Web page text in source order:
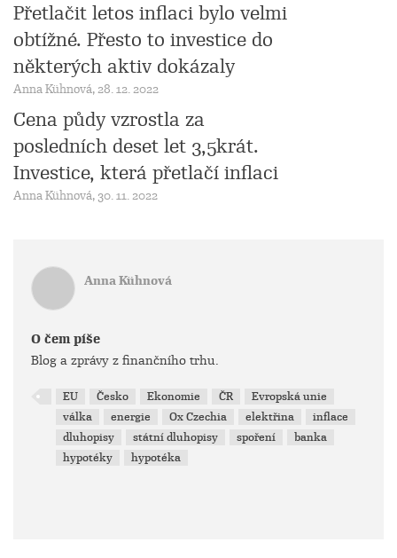
Přetlačit letos inflaci bylo velmi
obtížné. Přesto to investice do
některých aktiv dokázaly
Anna Kühnová, 28. 12. 2022
Cena půdy vzrostla za
posledních deset let 3,5krát.
Investice, která přetlačí inflaci
Anna Kühnová, 30. 11. 2022
Anna Kühnová
O čem píše
Blog a zprávy z finančního trhu.
EU Česko Ekonomie ČR
Evropská unie
válka
energie Ox Czechia elektřina
inflace
dluhopisy
státní dluhopisy spoření
banka
hypotéky
hypotéka